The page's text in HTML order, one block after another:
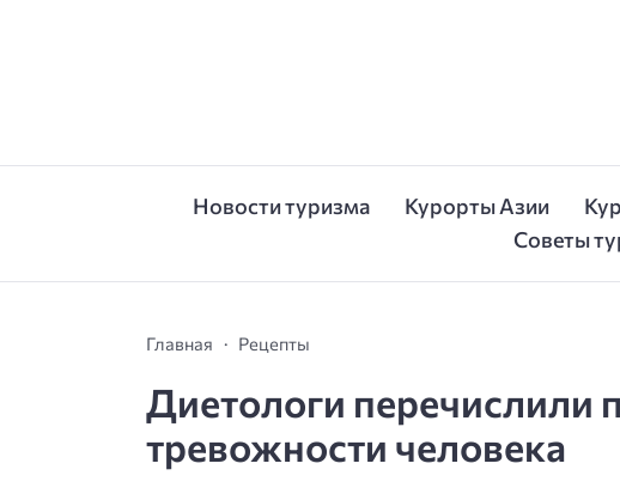
Новости туризма Курорты Азии
Советы
Главная Рецепты
Диетологи
тревожности человека